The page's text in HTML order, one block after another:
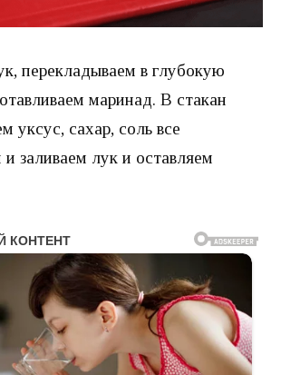
перекладываем в глубокую
маринад. В стакан
уксус, сахар, соль все
заливаем лук и оставляем